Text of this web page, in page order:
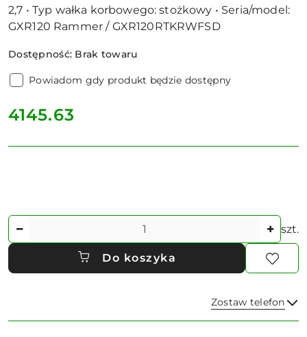
2,7 • Typ wałka korbowego: stożkowy • Seria/model:
GXR120 Rammer / GXR120RTKRWFSD
Dostępność: Brak towaru
Powiadom gdy produkt będzie dostępny
cena:
4145.63
Ilość szt.
Do koszyka
Zostaw telefon